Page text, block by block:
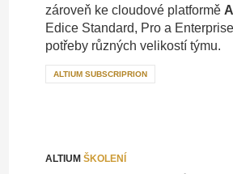
zároveň ke cloudové platformě
Edice Standard, Pro a
potřeby různých velikostí týmu.
ALTIUM SUBSCRIPRION
ALTIUM ŠKOLENÍ